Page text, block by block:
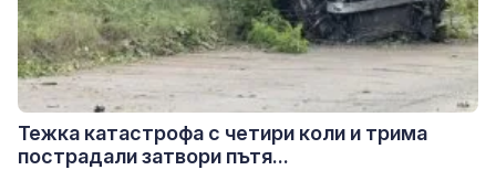
Тежка катастрофа с четири коли и трима
пострадали затвори пътя...